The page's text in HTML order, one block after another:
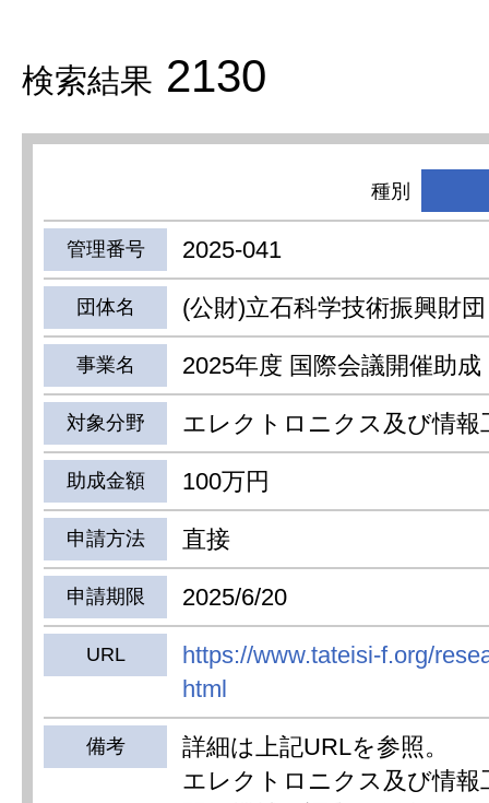
検索結果 2130
管理番号 2025-041
種別
団体名 (公財)立石科学技術振興財団
事業名 2025年度 国際会議開催助成
対象分野 エレクトロニクス及び情報
助成金額 100万円
申請方法 直接
申請期限 2025/6/20
URL
https://www.tateisi-f.org/
html
備考
詳細は上記URLを参照。
エレクトロニクス及び情報